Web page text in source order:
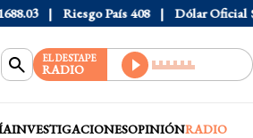
Riesgo País 408 Dólar Oficial $1520
EL DESTAPE
RADIO
INVESTIGACIONESOPINIÓNRADIO